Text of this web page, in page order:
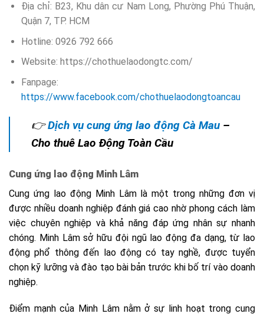
Địa chỉ: B23, Khu dân cư Nam Long, Phường Phú Thuận,
Quận 7, TP. HCM
Hotline: 0926 792 666
Website: https://chothuelaodongtc.com/
Fanpage:
https://www.facebook.com/chothuelaodongtoancau
👉 Dịch vụ cung ứng lao động Cà Mau–
Cho thuê Lao Động Toàn Cầu
Cung ứng lao động Minh Lâm
Cung ứng lao động Minh Lâm là một trong những đơn vị
được nhiều doanh nghiệp đánh giá cao nhờ phong cách làm
việc chuyên nghiệp và khả năng đáp ứng nhân sự nhanh
chóng. Minh Lâm sở hữu đội ngũ lao động đa dạng, từ lao
động phổ thông đến lao động có tay nghề, được tuyển
chọn kỹ lưỡng và đào tạo bài bản trước khi bố trí vào doanh
nghiệp.
Điểm mạnh của Minh Lâm nằm ở sự linh hoạt trong cung